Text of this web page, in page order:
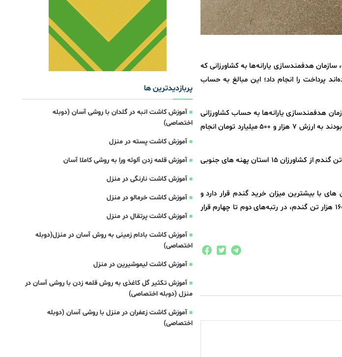
سازمان هدفمندسازی یارانه‌ها به کشاورزانی که
پرداخت را انجام داد؛ این مبالغ به حساب
هدفمندسازی یارانه‌ها به حساب کشاورزانی
که تا قبل از ٢٠ اردیبهشت محصول خود را به مراکز خرید تضمینی گندم تحویل داده بودند به ارزش ۷ هزار و ۵۰۰ میلیارد تومان انجام
به گزارش ایرنا، از ابتدای فصل برداشت تا ۳۰ اردیبهشت ماه امسال بیش از ۲ میلیون تن گندم از کشاورزان ۱۵ استان پهنه‌ های جنوبی
صدر فهرست استان‌ های با بیشترین میزان خرید گندم قرار دارد و
استان‌ های فارس با خرید ۱۶۷ هزار تن، ایلام با خرید ۱۶۶ هزار تن و کرمان با خرید ۱۶۰ هزار تن گندم، در رتبه‌های دوم تا چهارم قرار
پربازدیدترین ها
آموزش کاشت انبه در گلدان با روشی آسان (دوبله
اختصاصی)
آموزش کاشت پسته در منزل
آموزش قلمه زدن آلوئه ورا به روشی کاملا آسان
آموزش کاشت نارنگی در منزل
آموزش کاشت خرمالو در منزل
آموزش کاشت پرتقال در منزل
آموزش کاشت بادام زمینی به روش آسان در منزل(دوبله
اختصاصی)
آموزش کاشت لیموشیرین در منزل
آموزش تکثیر گل کاغذی به روش قلمه زدن با روشی آسان در
منزل (دوبله اختصاصی)
آموزش کاشت زعفران در منزل با روشی آسان (دوبله
اختصاصی)